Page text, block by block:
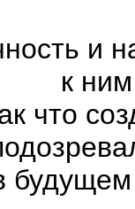
и
к
что
будущем